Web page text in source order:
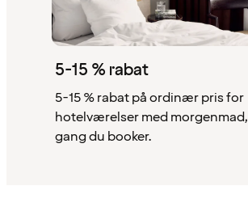
5-15 % rabat
5-15 % rabat på ordinær pris for
hotelværelser med
gang du booker.